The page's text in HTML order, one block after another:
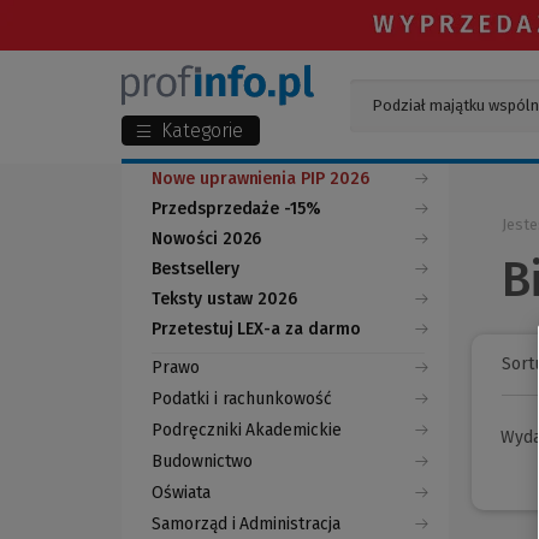
Kategorie
Nowe uprawnienia PIP 2026
Przedsprzedaże -15%
Nowości 2026
Bestsellery
Teksty ustaw 2026
Przetestuj LEX-a za darmo
(Nowe
okno)
(Link
do
innej
strony)
Prawo
Podatki i rachunkowość
Podręczniki Akademickie
Budownictwo
Oświata
Samorząd i Administracja